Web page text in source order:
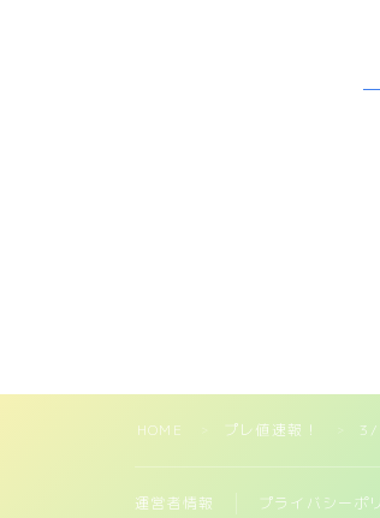
HOME プレ値速報！ 3/
運営者情報 プライバシーポ